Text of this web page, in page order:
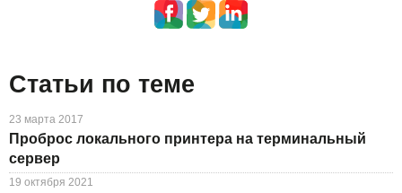
Статьи по теме
23 марта 2017
Проброс локального принтера на терминальный
сервер
19 октября 2021